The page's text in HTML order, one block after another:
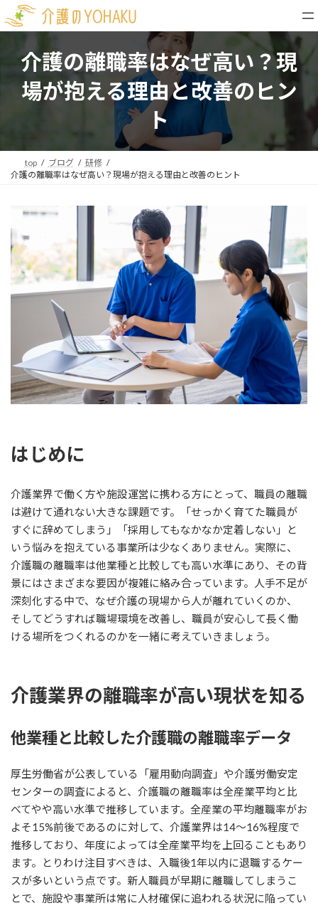
ン
ビ
介護の離職率はなぜ高い？現
場が抱える理由と改善のヒン
ト
top ブログ
研修
介護の離職率はなぜ高い？現場が抱える理由と改善のヒント
はじめに
介護業界で働く方や施設運営に携わる方にとって、職員の離職
は避けて通れない大きな課題です。「せっかく育てた職員が
すぐに辞めてしまう」「採用してもなかなか定着しない」と
いう悩みを抱えている事業所は少なくありません。実際に、
介護職の離職率は他業種と比較しても高い水準にあり、その背
景にはさまざまな要因が複雑に絡み合っています。人手不足が
深刻化する中で、なぜ介護の現場から人が離れていくのか、
そしてどうすれば職場環境を改善し、職員が安心して長く働
ける場所をつくれるのかを一緒に考えていきましょう。
介護業界の離職率が高い現状を知る
他業種と比較した介護職の離職率データ
厚生労働省が公表している「雇用動向調査」や介護労働安定
センターの調査によると、介護職の離職率は全産業平均と比
べてやや高い水準で推移しています。全産業の平均離職率がお
よそ15%前後であるのに対して、介護業界は14〜16%程度で
推移しており、年度によっては全産業平均を上回ることもあり
ます。とりわけ注目すべきは、入職後1年以内に退職するケー
スが多いという点です。新人職員が早期に離職してしまうこ
とで、施設や事業所は常に人材確保に追われる状況に陥ってい